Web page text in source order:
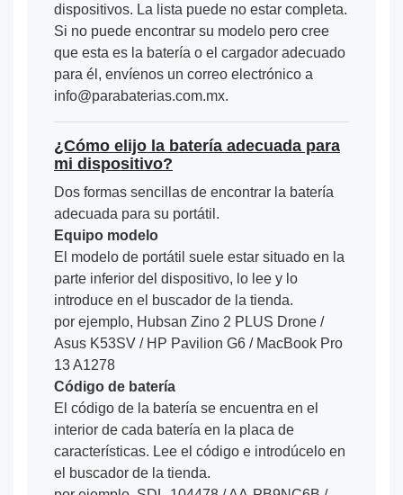
dispositivos. La lista puede no estar completa.
Si no puede encontrar su modelo pero cree
que esta es la batería o el cargador adecuado
para él, envíenos un correo electrónico a
info@parabaterias.com.mx.
¿Cómo elijo la batería adecuada para
mi dispositivo?
Dos formas sencillas de encontrar la batería
adecuada para su portátil.
Equipo modelo
El modelo de portátil suele estar situado en la
parte inferior del dispositivo, lo lee y lo
introduce en el buscador de la tienda.
por ejemplo, Hubsan Zino 2 PLUS Drone /
Asus K53SV / HP Pavilion G6 / MacBook Pro
13 A1278
Código de batería
El código de la batería se encuentra en el
interior de cada batería en la placa de
características. Lee el código e introdúcelo en
el buscador de la tienda.